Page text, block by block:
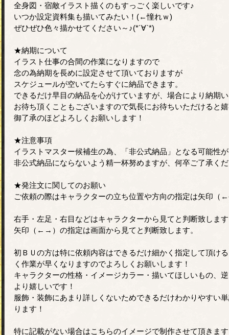
全身図・宿敵イラスト描くのもすっごく楽しいです♪
いつか設定資料集も描いてみたい！(←憧れｗ)
ぜひぜひ色々描かせてください～♪(*´∀`*)
★納期について
イラスト仕事の合間の作業になりますので
念の為納期を長めに設定させて頂いておりますが
スケジュールが空いてたらすぐに納品できます。
できるだけ早目の納品を心がけていますが、場合により納期
お待ち頂くこともございますので気長にお待ちいただけると
御了承のほどよろしくお願いします！
★注意事項
イラストマスター候補生の為、「非公式納品」となる可能性
非公式納品にならないよう精一杯努めますが、何卒ご了承く
★発注文に関してのお願い
ご依頼の際はキャラクターの立ち位置や方向の指定は矢印
右手・左足・右目などはキャラクターから見てと判断致しま
矢印（←→）の指定は画面から見てと判断致します。
初ＢＵの方は特に依頼内容はできるだけ細かく指定して頂け
く作業が早くなりますのでよろしくお願いします！
キャラクターの性格・イメージカラー・描いてほしいもの、
より嬉しいです！
服飾・装飾にあまり詳しくないためできるだけわかりやすい
ります！
特に記載がない場合はこちらのイメージで制作させて頂きま